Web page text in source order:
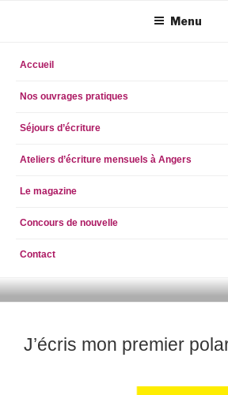
principal
Menu
Accueil
Nos ouvrages pratiques
Séjours d’écriture
Ateliers d’écriture mensuels à Angers
Le magazine
Concours de nouvelle
Contact
ECRIRE
J’écris mon premier